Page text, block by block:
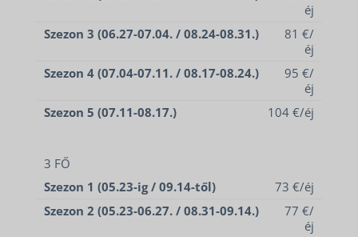
éj
Szezon 3 (06.27-07.04. / 08.24-08.31.)
81 €/
éj
Szezon 4 (07.04-07.11. / 08.17-08.24.)
95 €/
éj
Szezon 5 (07.11-08.17.)
104 €/éj
3 FŐ
Szezon 1 (05.23-ig / 09.14-től)
73 €/éj
Szezon 2 (05.23-06.27. / 08.31-09.14.)
77 €/
éj